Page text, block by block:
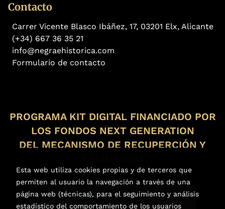
Contacto
Carrer Vicente Blasco Ibáñez, 17, 03201 Elx, Alicante
(+34) 667 36 35 21
info@negraehistorica.com
Formulario de contacto
PROGRAMA KIT DIGITAL FINANCIADO POR
LOS FONDOS NEXT GENERATION
DEL MECANISMO DE RECUPERCIÓN Y
Esta web utiliza cookies propias y de terceros que
permiten al usuario la navegación a través de una
página web (técnicas), para el seguimiento y análisis
estadístico del comportamiento de los usuarios